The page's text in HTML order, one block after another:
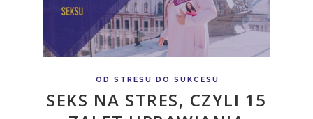
OD STRESU DO SUKCESU
SEKS NA STRES, CZYLI 15